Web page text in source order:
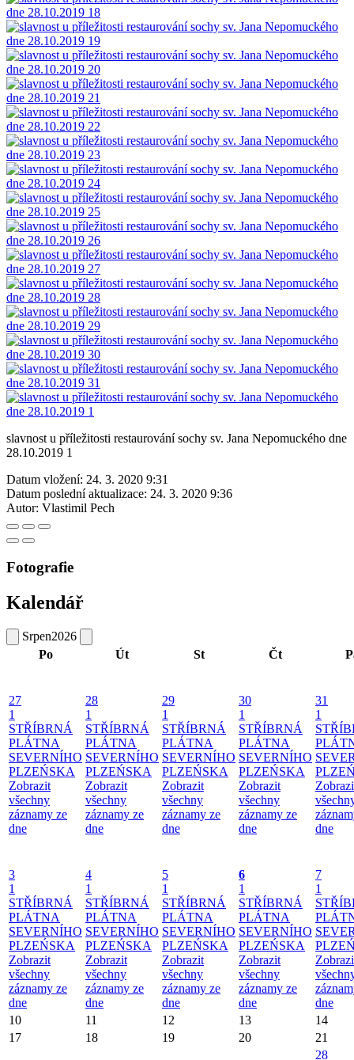
slavnost u příležitosti restaurování sochy sv. Jana Nepomuckého dne
28.10.2019 1
Datum vložení: 24. 3. 2020 9:31
Datum poslední aktualizace: 24. 3. 2020 9:36
Autor: Vlastimil Pech
Fotografie
Kalendář
Srpen2026
Po
Út St Čt
27
1
STŘÍBRNÁ
PLÁTNA
SEVERNÍHO
PLZEŃSKA
Zobrazit
všechny
záznamy ze
dne
28
1
STŘÍBRNÁ
PLÁTNA
SEVERNÍHO
PLZEŃSKA
Zobrazit
všechny
záznamy ze
dne
29
1
STŘÍBRNÁ
PLÁTNA
SEVERNÍHO
PLZEŃSKA
Zobrazit
všechny
záznamy ze
dne
30
1
STŘÍBRNÁ
PLÁTNA
SEVERNÍHO
PLZEŃSKA
Zobrazit
všechny
záznamy ze
dne
31
1
dne
3
1
STŘÍBRNÁ
PLÁTNA
SEVERNÍHO
PLZEŃSKA
Zobrazit
všechny
záznamy ze
dne
4
1
STŘÍBRNÁ
PLÁTNA
SEVERNÍHO
PLZEŃSKA
Zobrazit
všechny
záznamy ze
dne
5
1
STŘÍBRNÁ
PLÁTNA
SEVERNÍHO
PLZEŃSKA
Zobrazit
všechny
záznamy ze
dne
6
1
STŘÍBRNÁ
PLÁTNA
SEVERNÍHO
PLZEŃSKA
Zobrazit
všechny
záznamy ze
dne
7
1
dne
10
11 12 13
14
17
18 19 20
21
28